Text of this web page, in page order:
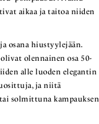
aikaa ja taitoa niiden
osana hiustyylejään.
olennainen osa 50-
alle luoden elegantin
ja niitä
solmittuna kampauksen